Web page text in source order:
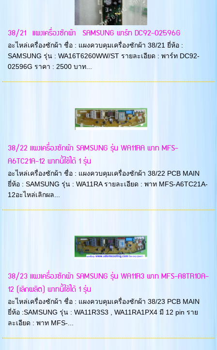
38/21 แผงเครื่องซักผ้า SAMSUNG พาร์ท DC92-02596G
อะไหล่เครื่องซักผ้า ชื่อ : แผงควบคุมเครื่องซักผ้า 38/21 ยี่ห้อ :
SAMSUNG รุ่น : WA16T6260WW/ST รายละเอียด : พาร์ท DC92-
02596G ราคา : 2500 บาท...
38/22 แผงเครื่องซักผ้า SAMSUNG รุ่น WA11RA พาท MFS-
A6TC21A-12 พาทนี้ใช้ได้ 1 รุ่น
อะไหล่เครื่องซักผ้า ชื่อ : แผงควบคุมเครื่องซักผ้า 38/22 PCB MAIN
ยี่ห้อ : SAMSUNG รุ่น : WA11RA รายละเอียด : พาท MFS-A6TC21A-
12อะไหล่เลิกผล...
38/23 แผงเครื่องซักผ้า SAMSUNG รุ่น WA11R3 พาท MFS-A8TR10A-
12 (เลิกผลิต) พาทนี้ใช้ได้ 1 รุ่น
อะไหล่เครื่องซักผ้า ชื่อ : แผงควบคุมเครื่องซักผ้า 38/23 PCB MAIN
ยี่ห้อ :SAMSUNG รุ่น : WA11R3S3 , WA11RA1PX4 มี 12 pin ราย
ละเอียด : พาท MFS-...